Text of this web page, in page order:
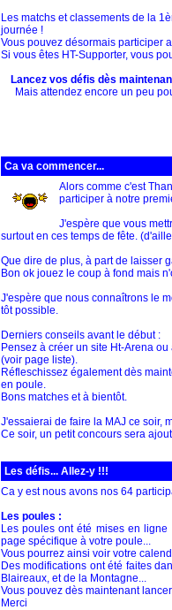
Les matchs et classements de la
journée !
Vous pouvez désormais participer
Si vous êtes HT-Supporter, vous
Lancez vos défis dès
Mais attendez encore un peu
Ca va commencer...
Alors comme c'est
participer à notre
J'espère que vous
surtout en ces temps de fête.
Que dire de plus, à part de laisser
Bon ok jouez le coup à fond mais
J'espère que nous connaîtrons le
tôt possible.
Derniers conseils avant le début :
Pensez à créer un site Ht-Arena
(voir page liste).
Réfleschissez également dès
en poule.
Bons matches et à bientôt.
J'essaierai de faire la MAJ ce soir,
Ce soir, un petit concours sera
Les défis... Allez-y !!!
Ca y est nous avons nos 64
Les poules :
Les poules ont été mises en
page spécifique à votre poule...
Vous pourrez ainsi voir votre
Des modifications ont été faites
Blaireaux, et de la Montagne...
Vous pouvez dès maintenant
Merci